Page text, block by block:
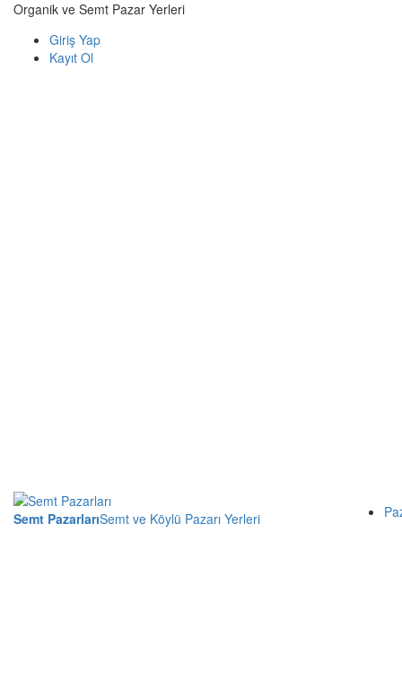
Organik ve Semt Pazar Yerleri
Giriş Yap
Kayıt Ol
Semt PazarlarıSemt ve Köylü Pazarı Yerleri